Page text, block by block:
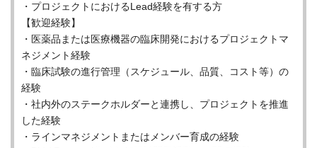
・プロジェクトにおけるLead経験を有する方
【歓迎経験】
・医薬品または医療機器の臨床開発におけるプロジェクトマ
ネジメント経験
・臨床試験の進行管理（スケジュール、品質、コスト等）の
経験
・社内外のステークホルダーと連携し、プロジェクトを推進
した経験
・ラインマネジメントまたはメンバー育成の経験